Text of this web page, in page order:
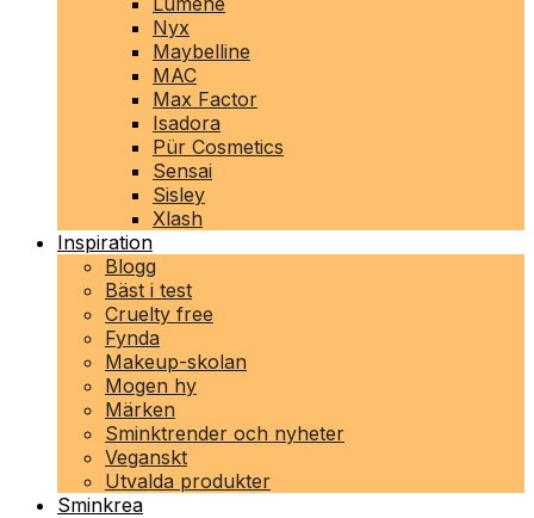
Nyx
Maybelline
MAC
Max Factor
Isadora
Pür Cosmetics
Sensai
Sisley
Xlash
Inspiration
Blogg
Bäst i test
Cruelty free
Fynda
Makeup-skolan
Mogen hy
Märken
Sminktrender och nyheter
Veganskt
Utvalda produkter
Sminkrea